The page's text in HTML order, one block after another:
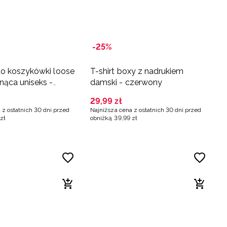
koszykówki loose
uniseks -
z ostatnich 30 dni przed
zł
-25%
T-shirt boxy z nadrukiem
damski - czerwony
29,99 zł
Najniższa cena z ostatnich 30 dni przed
obniżką 39,99 zł